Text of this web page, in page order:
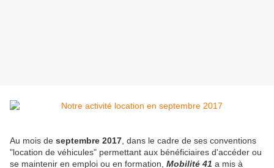
Au mois de septembre 2017 , dans le cadre de ses conventions
"location de véhicules" permettant aux bénéficiaires d'accéder ou
se maintenir en emploi ou en formation, Mobilité 41 a mis à